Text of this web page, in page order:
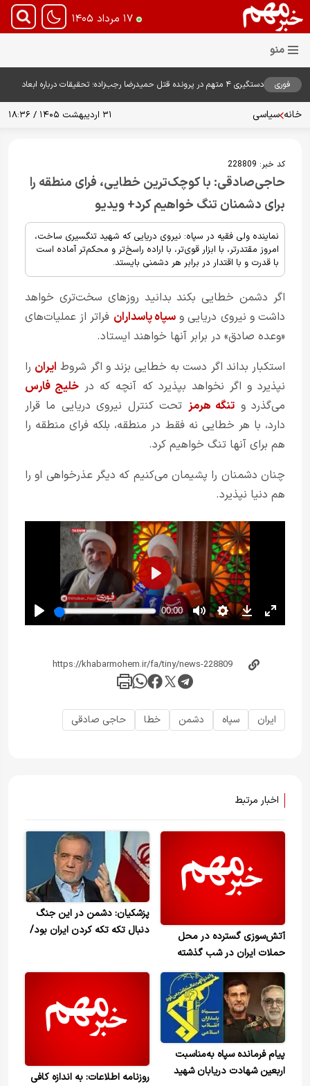
۱۷ مرداد ۱۴۰۵
فوری
دستگیری ۴ متهم در پرونده قتل حمیدرضا رجب‌زاده؛ تحقیقات درباره ابعاد
خانه سیاسی ۳۱ اردیبهشت ۱۴۰۵ / ۱۸:۳۶
کد خبر: 228809
حاجی‌صادقی: با کوچک‌ترین خطایی، فرای منطقه را
برای دشمنان تنگ خواهیم کرد+ ویدیو
نماینده ولی فقیه در سپاه: نیروی دریایی‌ که شهید تنگسیری ساخت،
امروز مقتدرتر، با ابزار قوی‌تر، ‌‌با اراده راسخ‌تر و محکم‌تر آماده است
با قدرت و با اقتدار در برابر هر دشمنی بایستد.
اگر دشمن خطایی بکند بدانید روزهای سخت‌تری خواهد
داشت و نیروی دریایی ‌‌وسپاه پاسداران ‌فراتر از عملیات‌های
«وعده ‌صادق» در برابر آنها خواهند ایستاد.
استکبار بداند اگر دست به خطایی بزند و اگر شروط ایران را
نپذیرد و اگر نخواهد بپذیرد که آنچه که در خلیج فارس
می‌گذرد و تنگه هرمز تحت کنترل نیروی دریایی ما قرار
دارد، ‌‌با هر خطایی نه فقط در منطقه، بلکه فرای منطقه را
هم برای آنها تنگ خواهیم کرد.
چنان دشمنان را پشیمان می‌کنیم که دیگر عذرخواهی او را
هم دنیا نپذیرد.
ایران سپاه دشمن خطا حاجی صادقی
اخبار مرتبط
آتش‌سوزی گسترده در محل
حملات ایران در شب گذشته
پزشکیان: دشمن در این جنگ
دنبال تکه تکه کردن ایران بود/
پیام فرمانده سپاه به‌مناسبت
اربعین شهادت دریابان شهید
روزنامه اطلاعات: به اندازه کافی